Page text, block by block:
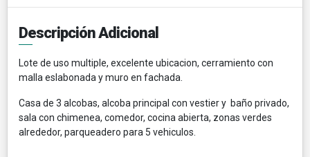
Descripción Adicional
Lote de uso multiple, excelente ubicacion, cerramiento con
malla eslabonada y muro en fachada.
Casa de 3 alcobas, alcoba principal con vestier y baño privado,
sala con chimenea, comedor, cocina abierta, zonas verdes
alrededor, parqueadero para 5 vehiculos.